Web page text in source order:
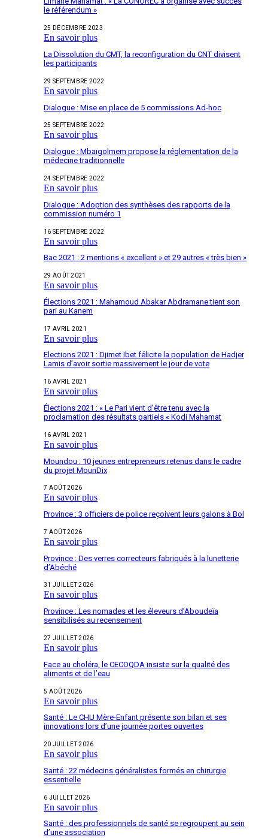
le référendum »
25 DÉCEMBRE 2023
En savoir plus
La Dissolution du CMT, la reconfiguration du CNT divisent
les participants
29 SEPTEMBRE 2022
En savoir plus
Dialogue : Mise en place de 5 commissions Ad-hoc
25 SEPTEMBRE 2022
En savoir plus
Dialogue : Mbaïgolmem propose la réglementation de la
médecine traditionnelle
24 SEPTEMBRE 2022
En savoir plus
Dialogue : Adoption des synthèses des rapports de la
commission numéro 1
16 SEPTEMBRE 2022
En savoir plus
Bac 2021 : 2 mentions « excellent » et 29 autres « très bien »
29 AOÛT 2021
En savoir plus
Élections 2021 : Mahamoud Abakar Abdramane tient son
pari au Kanem
17 AVRIL 2021
En savoir plus
Elections 2021 : Djimet Ibet félicite la population de Hadjer
Lamis d’avoir sortie massivement le jour de vote
16 AVRIL 2021
En savoir plus
Élections 2021 : « Le Pari vient d’être tenu avec la
proclamation des résultats partiels « Kodi Mahamat
16 AVRIL 2021
En savoir plus
Moundou : 10 jeunes entrepreneurs retenus dans le cadre
du projet MounDix
7 AOÛT 2026
En savoir plus
Province : 3 officiers de police reçoivent leurs galons à Bol
7 AOÛT 2026
En savoir plus
Province : Des verres correcteurs fabriqués à la lunetterie
d’Abéché
31 JUILLET 2026
En savoir plus
Province : Les nomades et les éleveurs d’Aboudeïa
sensibilisés au recensement
27 JUILLET 2026
En savoir plus
Face au choléra, le CECOQDA insiste sur la qualité des
aliments et de l’eau
5 AOÛT 2026
En savoir plus
Santé : Le CHU Mère-Enfant présente son bilan et ses
innovations lors d’une journée portes ouvertes
20 JUILLET 2026
En savoir plus
Santé : 22 médecins généralistes formés en chirurgie
essentielle
6 JUILLET 2026
En savoir plus
Santé : des professionnels de santé se regroupent au sein
d’une association